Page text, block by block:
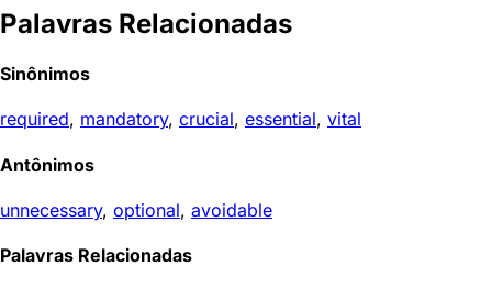
Palavras Relacionadas
Sinônimos
required, mandatory, crucial, essential, vital
Antônimos
unnecessary, optional, avoidable
Palavras Relacionadas